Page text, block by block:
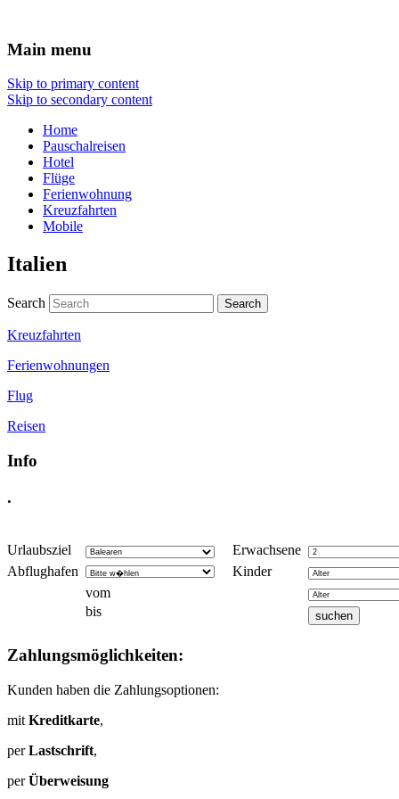
Hotel Flug Reisen
Main menu
Skip to primary content
Skip to secondary content
Home
Pauschalreisen
Hotel
Flüge
Ferienwohnung
Kreuzfahrten
Mobile
Italien
Search
Kreuzfahrten
Ferienwohnungen
Flug
Reisen
Info
.
Urlaubsziel
Erwachsene
Abflughafen
Kinder
vom
bis
Zahlungsmöglichkeiten:
Kunden haben die Zahlungsoptionen:
mit Kreditkarte,
perLastschrift,
perÜberweisung